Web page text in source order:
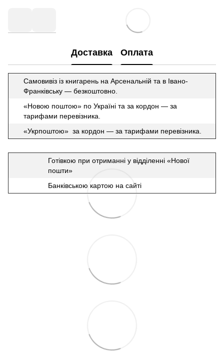
Доставка Оплата
Самовивіз із книгарень на Арсенальній та в Івано-
Франківську — безкоштовно.
«Новою поштою» по Україні та за кордон — за
тарифами перевізника.
«Укрпоштою» за кордон — за тарифами перевізника.
Готівкою при отриманні у відділенні «Нової
пошти»
Банківською картою на сайті